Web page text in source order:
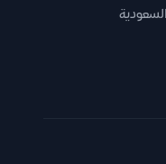
السعودية